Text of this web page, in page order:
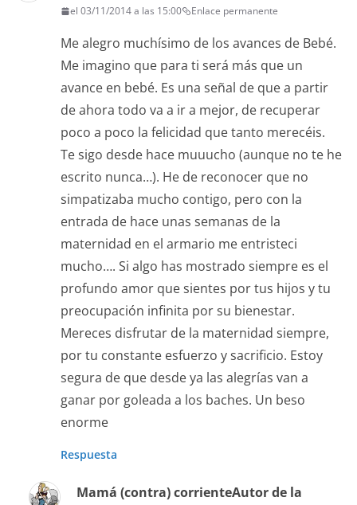
el 03/11/2014 a las 15:00 Enlace permanente
Me alegro muchísimo de los avances de Bebé.
Me imagino que para ti será más que un
avance en bebé. Es una señal de que a partir
de ahora todo va a ir a mejor, de recuperar
poco a poco la felicidad que tanto merecéis.
Te sigo desde hace muuucho (aunque no te he
escrito nunca…). He de reconocer que no
simpatizaba mucho contigo, pero con la
entrada de hace unas semanas de la
maternidad en el armario me entristeci
mucho…. Si algo has mostrado siempre es el
profundo amor que sientes por tus hijos y tu
preocupación infinita por su bienestar.
Mereces disfrutar de la maternidad siempre,
por tu constante esfuerzo y sacrificio. Estoy
segura de que desde ya las alegrías van a
ganar por goleada a los baches. Un beso
enorme
Respuesta
Mamá (contra) corrienteAutor de la